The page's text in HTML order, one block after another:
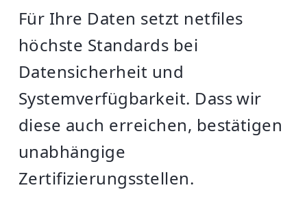
Für Ihre Daten setzt netfiles
höchste Standards bei
Datensicherheit und
Systemverfügbarkeit. Dass wir
diese auch erreichen, bestätigen
unabhängige
Zertifizierungsstellen.